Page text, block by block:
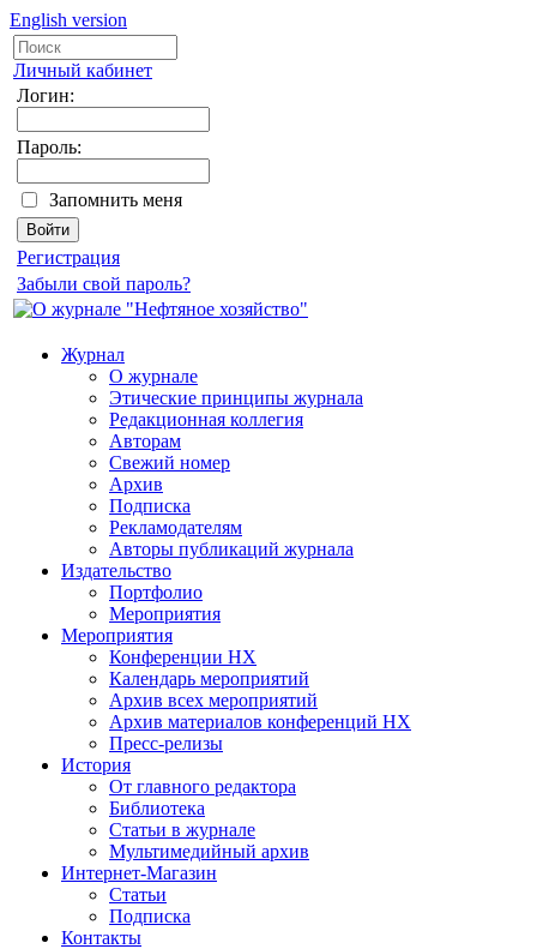
English version
Личный кабинет
Логин:
Пароль:
Запомнить меня
Регистрация
Забыли свой пароль?
Журнал
О журнале
Этические принципы журнала
Редакционная коллегия
Авторам
Свежий номер
Архив
Подписка
Рекламодателям
Авторы публикаций журнала
Издательство
Портфолио
Мероприятия
Мероприятия
Конференции НХ
Календарь мероприятий
Архив всех мероприятий
Архив материалов конференций НХ
Пресс-релизы
История
От главного редактора
Библиотека
Статьи в журнале
Мультимедийный архив
Интернет-Магазин
Статьи
Подписка
Контакты